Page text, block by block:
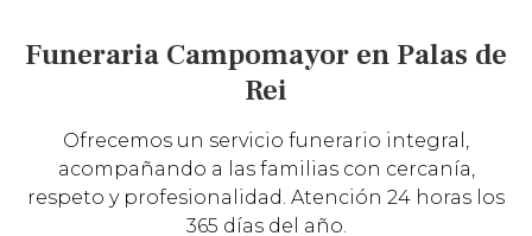
Funeraria Campomayor en Palas de
Rei
Ofrecemos un servicio funerario integral,
acompañando a las familias con cercanía,
respeto y profesionalidad. Atención 24 horas los
365 días del año.